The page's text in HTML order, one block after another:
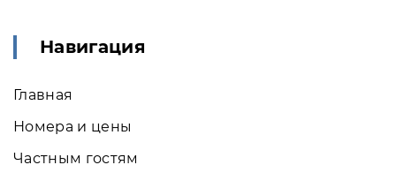
Навигация
Главная
Номера и цены
Частным гостям